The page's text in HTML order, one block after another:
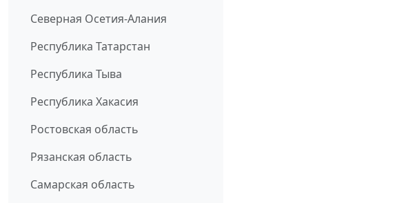
Северная Осетия-Алания
Республика Татарстан
Республика Тыва
Республика Хакасия
Ростовская область
Рязанская область
Самарская область